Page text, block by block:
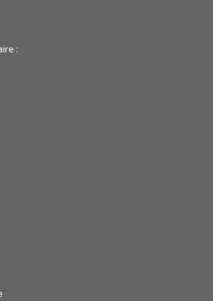
: